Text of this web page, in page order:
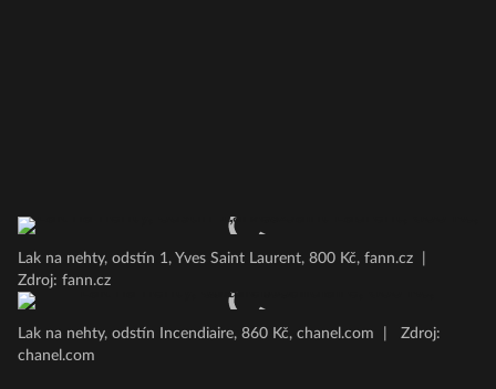
Lak na nehty, odstín 1, Yves Saint Laurent, 800 Kč, fann.cz
Zdroj: fann.cz
Lak na nehty, odstín Incendiaire, 860 Kč, chanel.com
Zdroj:
chanel.com